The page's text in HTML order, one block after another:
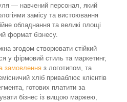
— навчений персонал, який
замісу та вистоювання
обладнання та великі площі
формат бізнесу.
згодом створювати стійкий
у фірмовий стиль та маркетинг,
замовлення з логотипом, та
хліб приваблює клієнтів
готових платити за
бізнес із вищою маржею,